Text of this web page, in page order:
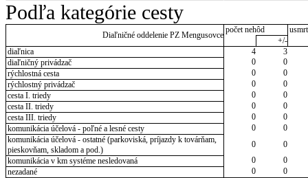
Podľa kategórie cesty
Diaľničné oddelenie PZ Mengusovce
počet nehôd
+/-
diaľnica
4
3
diaľničný privádzač
0
0
rýchlostná cesta
0
0
rýchlostný privádzač
0
0
cesta I. triedy
0
0
cesta II. triedy
0
0
cesta III. triedy
0
0
komunikácia účelová - poľné a lesné cesty
0
0
komunikácia účelová - ostatné (parkoviská, príjazdy k továrňam,
pieskovňam, skladom a pod.)
0
0
komunikácia v km systéme nesledovaná
0
0
nezadané
0 0